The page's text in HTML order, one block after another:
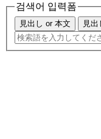
검색어 입력폼
見出し or 本文 見出